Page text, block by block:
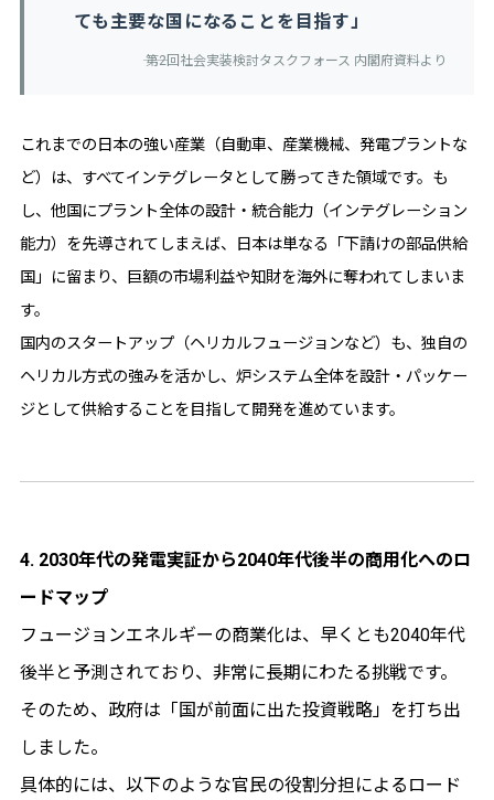
ても主要な国になることを目指す」
―― 第2回社会実装検討タスクフォース 内閣府資料より
これまでの日本の強い産業（自動車、産業機械、発電プラントな
ど）は、すべてインテグレータとして勝ってきた領域です。も
し、他国にプラント全体の設計・統合能力（インテグレーション
能力）を先導されてしまえば、日本は単なる「下請けの部品供給
国」に留まり、巨額の市場利益や知財を海外に奪われてしまいま
す。
国内のスタートアップ（ヘリカルフュージョンなど）も、独自の
ヘリカル方式の強みを活かし、炉システム全体を設計・パッケー
ジとして供給することを目指して開発を進めています。
4. 2030年代の発電実証から2040年代後半の商用化へのロ
ードマップ
フュージョンエネルギーの商業化は、早くとも2040年代
後半と予測されており、非常に長期にわたる挑戦です。
そのため、政府は「国が前面に出た投資戦略」を打ち出
しました。
具体的には、以下のような官民の役割分担によるロード